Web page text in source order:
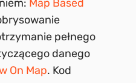
Map Based
pełnego
danego
On Map. Kod